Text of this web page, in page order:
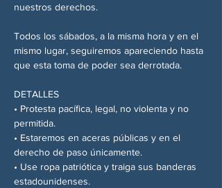
nuestros derechos.
Todos los sábados, a la misma hora y en el
mismo lugar, seguiremos apareciendo hasta
que esta toma de poder sea derrotada.
DETALLES
• Protesta pacífica, legal, no violenta y no
permitida.
• Estaremos en aceras públicas y en el
derecho de paso únicamente.
• Use ropa patriótica y traiga sus banderas
estadounidenses.